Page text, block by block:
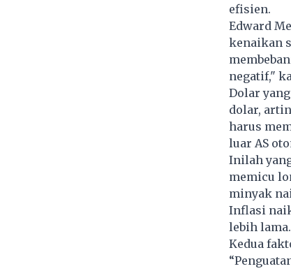
efisien.
Edward
kenaikan
negatif,"
Dolar
dolar,
harus
luar AS
Inilah
memicu
minyak
Inflasi
lebih
Kedua